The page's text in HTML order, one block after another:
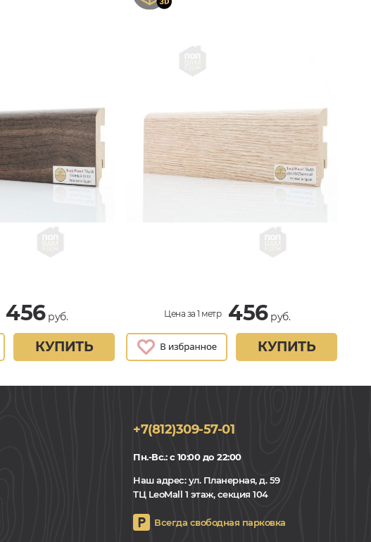
456руб.
КУПИТЬ
Цена за 1 метр 456руб.
КУПИТЬ
+7(812)309-57-01
Пн.-Вс.: с 10:00 до 22:00
Наш адрес:ул. Планерная, д. 59
ТЦ LeoMall 1 этаж, секция 104
Всегда свободная парковка